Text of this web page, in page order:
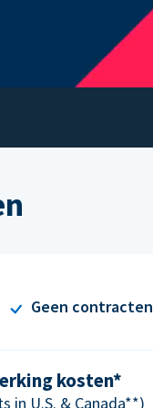
Geen contracten
kosten*
in U.S. & Canada**)